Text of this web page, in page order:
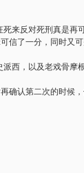
来反对死刑真是再
信了一分，同时又
西，以及老戏骨摩
确认第二次的时候